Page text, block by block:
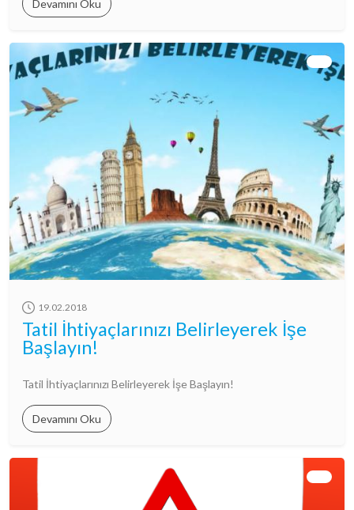
Devamını Oku
19.02.2018
Tatil İhtiyaçlarınızı Belirleyerek İşe
Başlayın!
Tatil İhtiyaçlarınızı Belirleyerek İşe Başlayın!
Devamını Oku